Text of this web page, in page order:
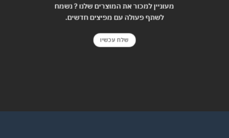
מעוניין למכור את המוצרים שלנו ? נשמח
לשתף פעולה עם מפיצים חדשים.
שלח עכשיו